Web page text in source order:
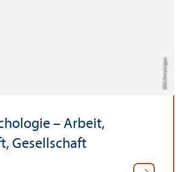
Bild: Anna Logue
– Arbeit,
Gesellschaft